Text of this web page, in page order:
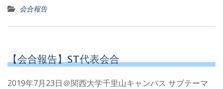
会合報告
【会合報告】ST代表会合
2019年7月23日＠関西大学千里山キャンパス サブテーマ